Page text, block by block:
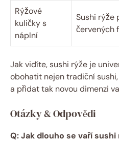
Rýžové
kuličky s
náplní
Sushi rýže
červených
Jak vidíte, sushi rýže je
obohatit nejen tradiční
a přidat tak novou dimenzi
Otázky & Odpovědi
Q: Jak dlouho se vaří sushi